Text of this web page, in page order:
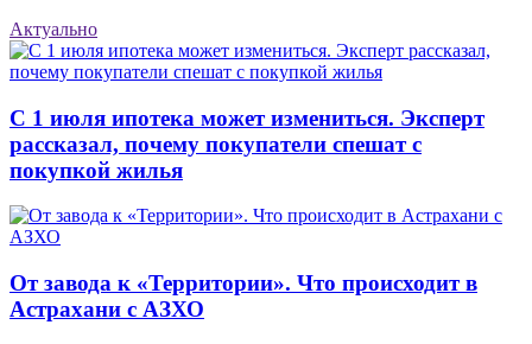
Актуально
С 1 июля ипотека может измениться. Эксперт
рассказал, почему покупатели спешат с
покупкой жилья
От завода к «Территории». Что происходит в
Астрахани с АЗХО